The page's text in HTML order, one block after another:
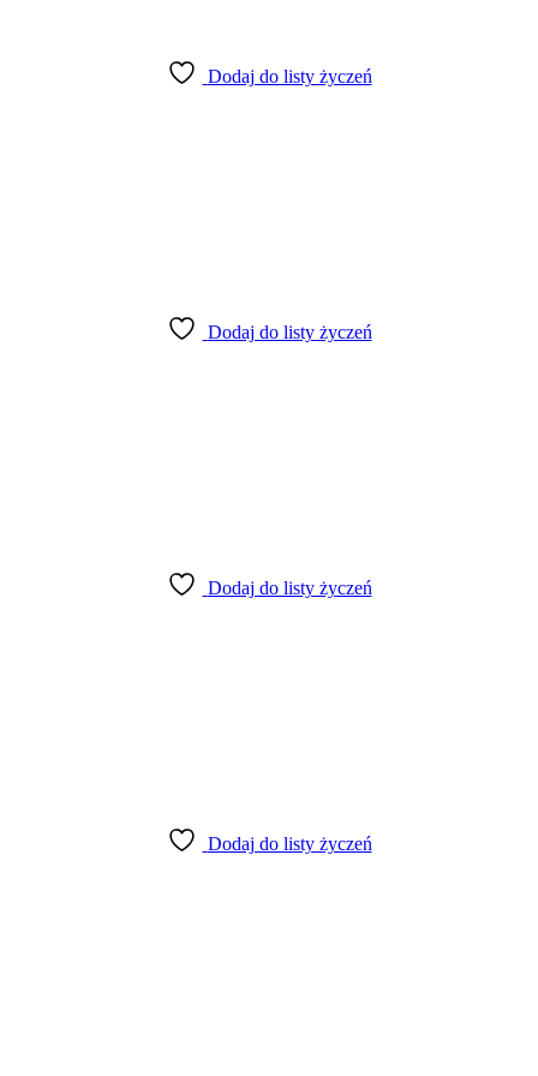
Dodaj do listy życzeń
Dodaj do listy życzeń
Dodaj do listy życzeń
Dodaj do listy życzeń